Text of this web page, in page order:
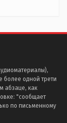
одной трети
абзаце, как
"сообщает
по письменному